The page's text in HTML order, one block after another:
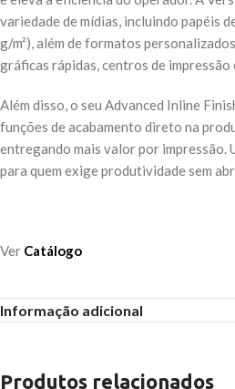
variedade de mídias, incluindo papéis
g/m²), além de formatos
gráficas rápidas, centros de impressão
Além disso, o seu Advanced Inline
funções de acabamento direto na
entregando mais valor por impressão.
para quem exige produtividade sem
Ver Catálogo
Informação adicional
Produtos relacionados